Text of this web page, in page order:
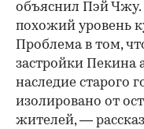
объяснил Пэй
похожий уровень
Проблема в том,
застройки Пекина
наследие старого
изолировано от
жителей, —